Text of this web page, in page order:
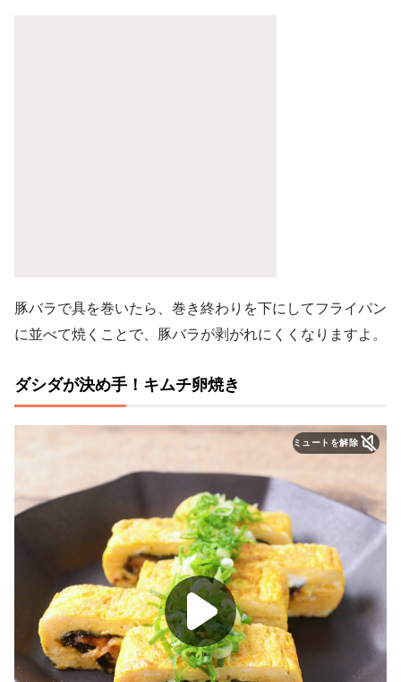
豚バラで具を巻いたら、巻き終わりを下にしてフライパン
に並べて焼くことで、豚バラが剥がれにくくなりますよ。
ダシダが決め手！キムチ卵焼き
ミュートを解除